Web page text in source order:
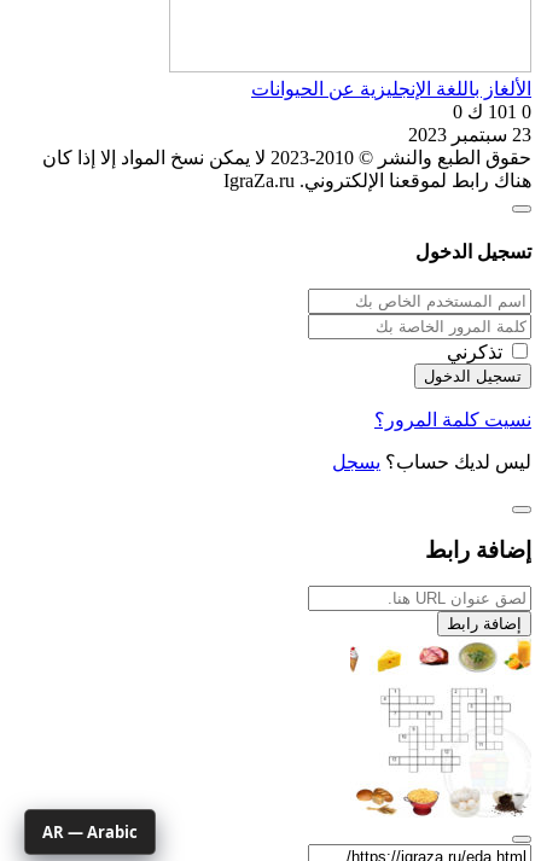
الألغاز باللغة الإنجليزية عن الحيوانات
0 101 ك
0
23 سبتمبر 2023
حقوق الطبع والنشر © 2010-2023 لا يمكن نسخ المواد إلا إذا كان
هناك رابط لموقعنا الإلكتروني. IgraZa.ru
تسجيل الدخول
تذكرني
نسيت كلمة المرور؟
ليس لديك حساب؟ يسجل
إضافة رابط
إضافة رابط
AR — Arabic